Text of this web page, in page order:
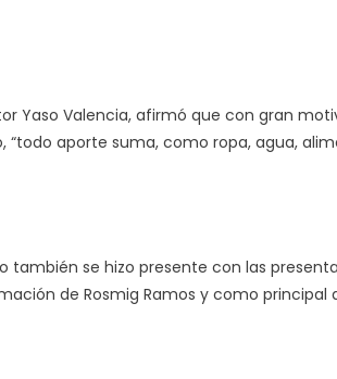
Yaso Valencia, afirmó que con gran
aporte suma, como ropa, agua,
también se hizo presente con las
de Rosmig Ramos y como